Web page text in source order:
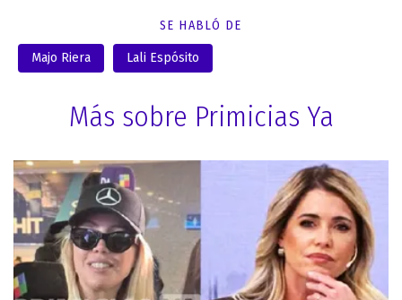
SE HABLÓ DE
Majo Riera Lali Espósito
Más sobre Primicias Ya